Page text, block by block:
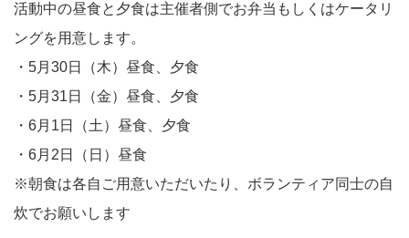
活動中の昼食と夕食は主催者側でお弁当もしくはケータリ
ングを用意します。
・5月30日（木）昼食、夕食
・5月31日（金）昼食、夕食
・6月1日（土）昼食、夕食
・6月2日（日）昼食
※朝食は各自ご用意いただいたり、ボランティア同士の自
炊でお願いします